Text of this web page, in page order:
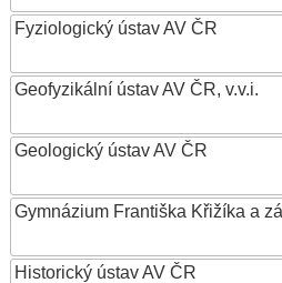
Fyziologický ústav AV ČR
Geofyzikální ústav AV ČR, v.v.i.
Geologický ústav AV ČR
Gymnázium Františka Křižíka a
Historický ústav AV ČR